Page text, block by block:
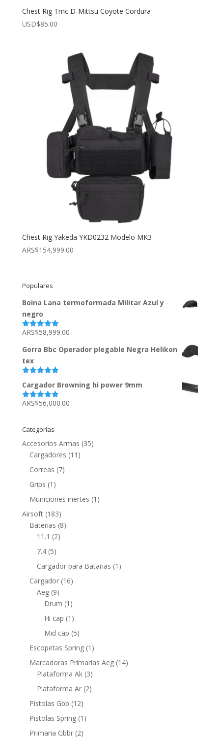
Chest Rig Tmc D-Mittsu Coyote Cordura
USD$85.00
Chest Rig Yakeda YKD0232 Modelo MK3
ARS$154,999.00
Populares
Boina Lana termoformada Militar Azul y
negro
Valorado
5
ARS$58,999.00
Gorra Bbc Operador plegable Negra Helikon
tex
con5.00de
5
Cargador Browning hi power 9mm
Valorado
ARS$56,000.00
Categorías
Accesorios Armas (35)
Cargadores (11)
Correas (7)
Grips (1)
Municiones inertes (1)
Airsoft (183)
Baterias (8)
11.1 (2)
7.4 (5)
Cargador para Batarias (1)
Cargador (16)
Aeg (9)
Drum (1)
Hi cap (1)
Mid cap (5)
Escopetas Spring (1)
Marcadoras Primarias Aeg (14)
Plataforma Ak (3)
Plataforma Ar (2)
Pistolas Gbb (12)
Pistolas Spring (1)
Primaria Gbbr (2)